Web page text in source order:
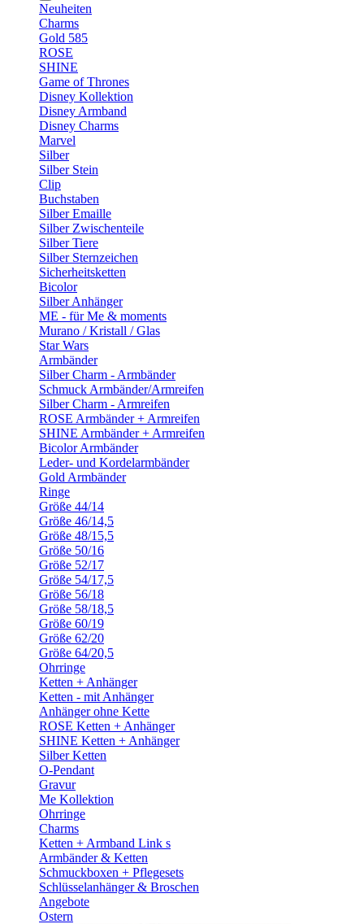
Neuheiten
Charms
Gold 585
ROSE
SHINE
Game of Thrones
Disney Kollektion
Disney Armband
Disney Charms
Marvel
Silber
Silber Stein
Clip
Buchstaben
Silber Emaille
Silber Zwischenteile
Silber Tiere
Silber Sternzeichen
Sicherheitsketten
Bicolor
Silber Anhänger
ME - für Me & moments
Murano / Kristall / Glas
Star Wars
Armbänder
Silber Charm - Armbänder
Schmuck Armbänder/Armreifen
Silber Charm - Armreifen
ROSE Armbänder + Armreifen
SHINE Armbänder + Armreifen
Bicolor Armbänder
Leder- und Kordelarmbänder
Gold Armbänder
Ringe
Größe 44/14
Größe 46/14,5
Größe 48/15,5
Größe 50/16
Größe 52/17
Größe 54/17,5
Größe 56/18
Größe 58/18,5
Größe 60/19
Größe 62/20
Größe 64/20,5
Ohrringe
Ketten + Anhänger
Ketten - mit Anhänger
Anhänger ohne Kette
ROSE Ketten + Anhänger
SHINE Ketten + Anhänger
Silber Ketten
O-Pendant
Gravur
Me Kollektion
Ohrringe
Charms
Ketten + Armband Link s
Armbänder & Ketten
Schmuckboxen + Pflegesets
Schlüsselanhänger & Broschen
Angebote
Ostern